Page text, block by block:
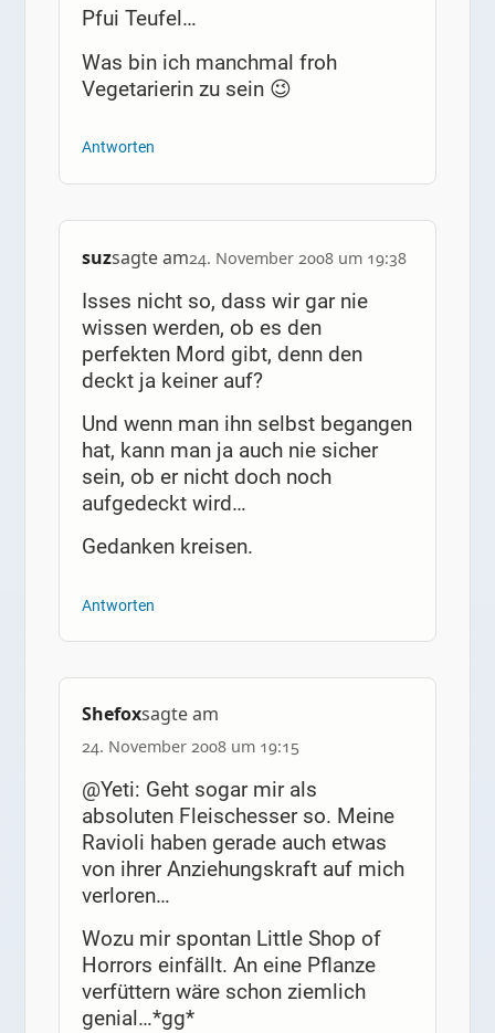
Pfui Teufel…
Was bin ich manchmal froh
Vegetarierin zu sein 😉
Antworten
suzsagte am24. November 2008 um 19:38
Isses nicht so, dass wir gar nie
wissen werden, ob es den
perfekten Mord gibt, denn den
deckt ja keiner auf?
Und wenn man ihn selbst begangen
hat, kann man ja auch nie sicher
sein, ob er nicht doch noch
aufgedeckt wird…
Gedanken kreisen.
Antworten
Shefoxsagte am
24. November 2008 um 19:15
@Yeti: Geht sogar mir als
absoluten Fleischesser so. Meine
Ravioli haben gerade auch etwas
von ihrer Anziehungskraft auf mich
verloren…
Wozu mir spontan Little Shop of
Horrors einfällt. An eine Pflanze
verfüttern wäre schon ziemlich
genial…*gg*